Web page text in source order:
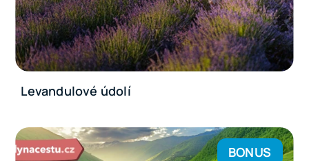
Levandulové údolí
BONUS